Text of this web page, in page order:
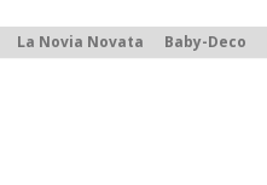
La Novia Novata Baby-Deco